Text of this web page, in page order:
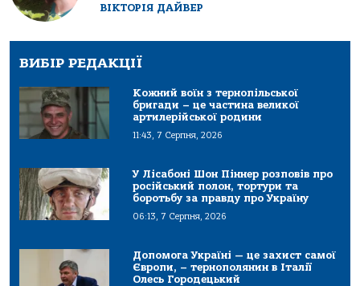
ВІКТОРІЯ ДАЙВЕР
ВИБІР РЕДАКЦІЇ
Кожний воїн з тернопільської
бригади – це частина великої
артилерійської родини
11:43, 7 Серпня, 2026
У Лісабоні Шон Піннер розповів про
російський полон, тортури та
боротьбу за правду про Україну
06:13, 7 Серпня, 2026
Допомога Україні — це захист самої
Європи, – тернополянин в Італії
Олесь Городецький